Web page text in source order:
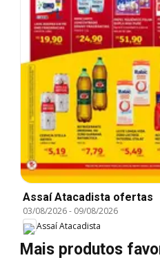
Assaí Atacadista ofertas
03/08/2026- 09/08/2026
Assaí Atacadista
Mais produtos